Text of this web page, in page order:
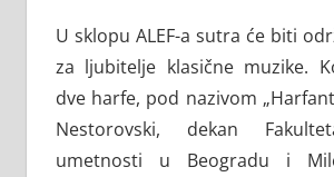
U sklopu ALEF-a sutra će biti
za ljubitelje klasične muzike.
dve harfe, pod nazivom
Nestorovski, dekan
umetnosti u Beogradu i